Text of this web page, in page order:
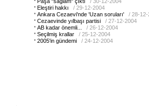
Eleştiri hakkı
/ 29-12-2004
Ankara Cezaevi'nde 'Uzan soruları'
/ 28-12-
Cezaevinde yılbaşı partisi
/ 27-12-2004
AB kadar önemli...
/ 26-12-2004
Seçilmiş krallar
/ 25-12-2004
2005'in gündemi
/ 24-12-2004